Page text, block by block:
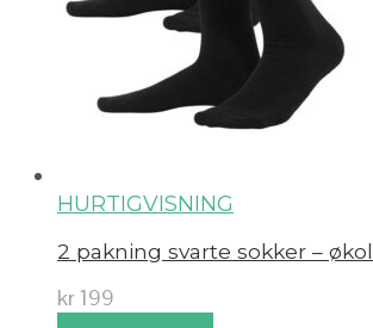
HURTIGVISNING
2 pakning svarte sokker –
kr 199